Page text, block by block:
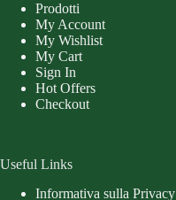
Prodotti
My Account
My Wishlist
My Cart
Sign In
Hot Offers
Checkout
Useful Links
Informativa sulla Privacy